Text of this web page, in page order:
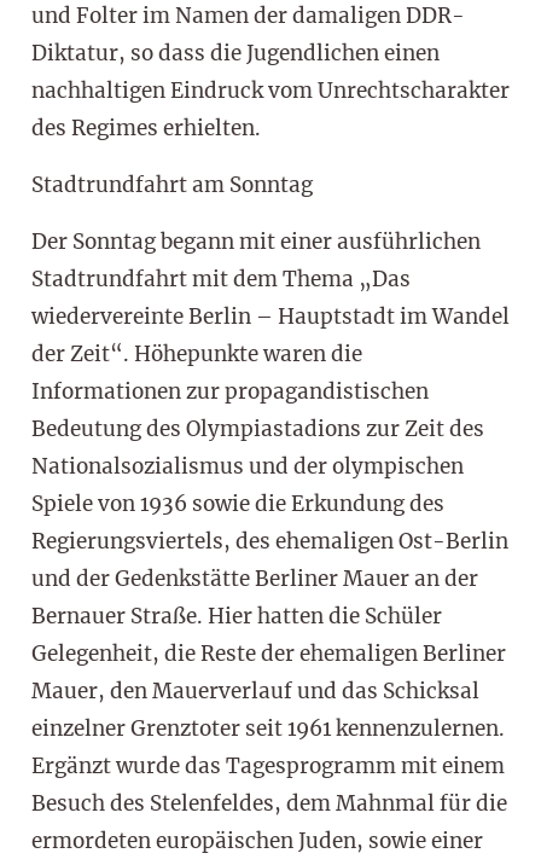
und Folter im Namen der damaligen DDR-
Diktatur, so dass die Jugendlichen einen
nachhaltigen Eindruck vom Unrechtscharakter
des Regimes erhielten.
Stadtrundfahrt am Sonntag
Der Sonntag begann mit einer ausführlichen
Stadtrundfahrt mit dem Thema „Das
wiedervereinte Berlin – Hauptstadt im Wandel
der Zeit“. Höhepunkte waren die
Informationen zur propagandistischen
Bedeutung des Olympiastadions zur Zeit des
Nationalsozialismus und der olympischen
Spiele von 1936 sowie die Erkundung des
Regierungsviertels, des ehemaligen Ost-Berlin
und der Gedenkstätte Berliner Mauer an der
Bernauer Straße. Hier hatten die Schüler
Gelegenheit, die Reste der ehemaligen Berliner
Mauer, den Mauerverlauf und das Schicksal
einzelner Grenztoter seit 1961 kennenzulernen.
Ergänzt wurde das Tagesprogramm mit einem
Besuch des Stelenfeldes, dem Mahnmal für die
ermordeten europäischen Juden, sowie einer